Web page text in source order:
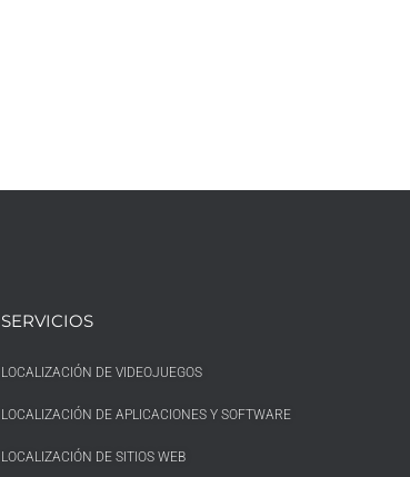
SERVICIOS
LOCALIZACIÓN DE VIDEOJUEGOS
LOCALIZACIÓN DE APLICACIONES Y SOFTWARE
LOCALIZACIÓN DE SITIOS WEB